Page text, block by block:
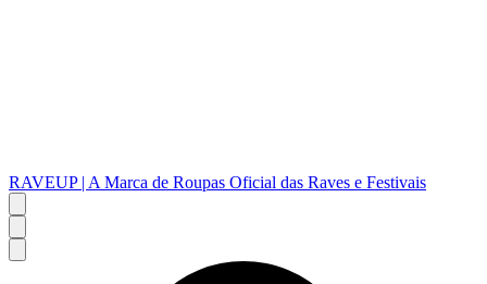
RAVEUP | A Marca de Roupas Oficial das Raves e Festivais